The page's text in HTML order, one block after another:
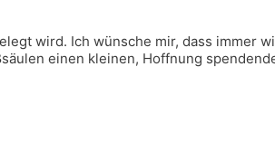
wird. Ich wün­sche mir, dass immer
einen klei­nen, Hoff­nung